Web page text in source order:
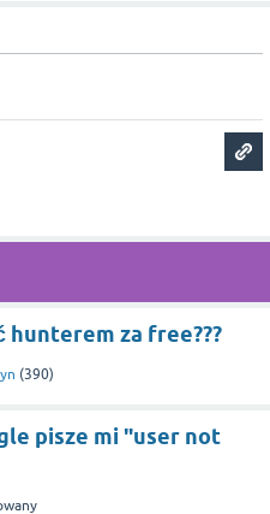
hunterem za free???
(390)
pisze mi "user not